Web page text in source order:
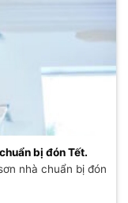
bị đón Tết.
nhà chuẩn bị đón